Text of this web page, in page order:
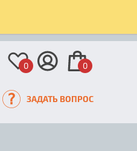
0 0
ЗАДАТЬ ВОПРОС